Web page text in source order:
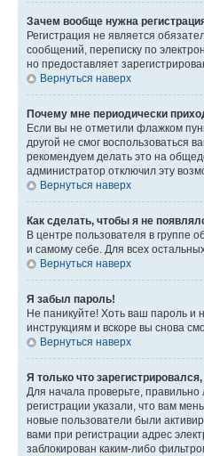
Зачем вообще нужна
Регистрация не является
сообщений, переписку по
но предоставляет
Вернуться наверх
Почему мне периодически
Если вы не отметили флажком
другой не смог воспользоваться
рекомендуем делать это на
администратор отключил эту
Вернуться наверх
Как сделать, чтобы я не
В центре пользователя в группе
и самому себе. Для всех
Вернуться наверх
Я забыл пароль!
Не паникуйте! Хоть ваш пароль и
инструкциям и вскоре вы снова
Вернуться наверх
Я только что
Для начала проверьте,
регистрации указали, что вам
новые пользователи были
вами при регистрации адрес
заблокирован каким-либо